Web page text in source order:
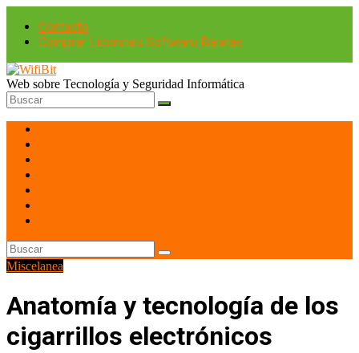
Contacto
Comprar Licencias Software Baratas
Web sobre Tecnología y Seguridad Informática
Miscelanea
Anatomía y tecnología de los
cigarrillos electrónicos